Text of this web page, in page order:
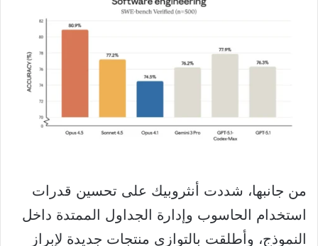
من جانبها، شددت أنثروبيك على تحسين قدرات
استخدام الحاسوب وإدارة الجداول الممتدة داخل
النموذج، وأطلقت بالتوازي منتجات جديدة لإبراز